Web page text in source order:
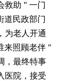
救助 " 一门
道民政部门
为老人开通
来照顾老伴 "
，最终特事
医院，接受